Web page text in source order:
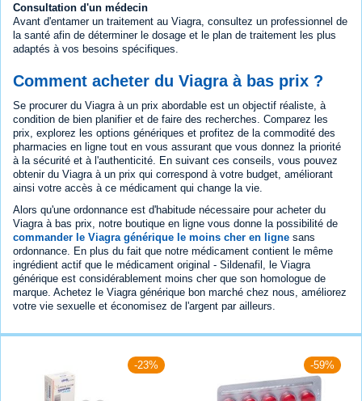
Consultation d'un médecin
Avant d'entamer un traitement au Viagra, consultez un professionnel de
la santé afin de déterminer le dosage et le plan de traitement les plus
adaptés à vos besoins spécifiques.
Comment acheter du Viagra à bas prix ?
Se procurer du Viagra à un prix abordable est un objectif réaliste, à
condition de bien planifier et de faire des recherches. Comparez les
prix, explorez les options génériques et profitez de la commodité des
pharmacies en ligne tout en vous assurant que vous donnez la priorité
à la sécurité et à l'authenticité. En suivant ces conseils, vous pouvez
obtenir du Viagra à un prix qui correspond à votre budget, améliorant
ainsi votre accès à ce médicament qui change la vie.
Alors qu'une ordonnance est d'habitude nécessaire pour acheter du
Viagra à bas prix, notre boutique en ligne vous donne la possibilité de
commander le Viagra générique le moins cher en ligne sans
ordonnance. En plus du fait que notre médicament contient le même
ingrédient actif que le médicament original - Sildenafil, le Viagra
générique est considérablement moins cher que son homologue de
marque. Achetez le Viagra générique bon marché chez nous, améliorez
votre vie sexuelle et économisez de l'argent par ailleurs.
-23% -59%